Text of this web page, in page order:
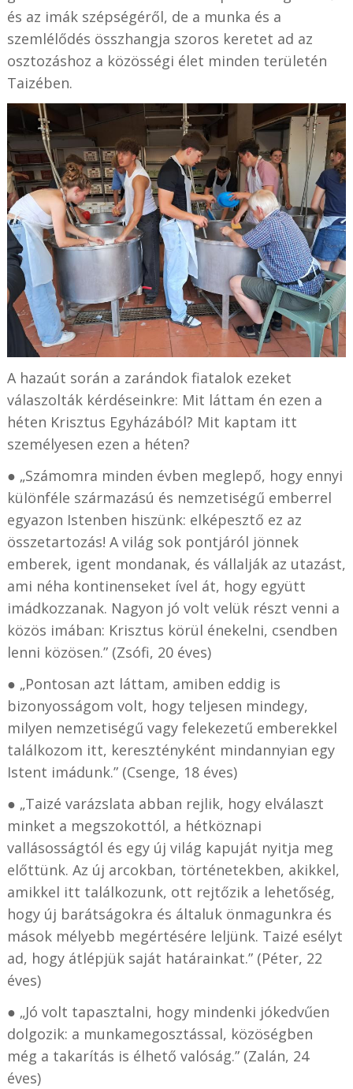
és az imák szépségéről, de a munka és a
szemlélődés összhangja szoros keretet ad az
osztozáshoz a közösségi élet minden területén
Taizében.
A hazaút során a zarándok fiatalok ezeket
válaszolták kérdéseinkre: Mit láttam én ezen a
héten Krisztus Egyházából? Mit kaptam itt
személyesen ezen a héten?
● „Számomra minden évben meglepő, hogy ennyi
különféle származású és nemzetiségű emberrel
egyazon Istenben hiszünk: elképesztő ez az
összetartozás! A világ sok pontjáról jönnek
emberek, igent mondanak, és vállalják az utazást,
ami néha kontinenseket ível át, hogy együtt
imádkozzanak. Nagyon jó volt velük részt venni a
közös imában: Krisztus körül énekelni, csendben
lenni közösen.” (Zsófi, 20 éves)
● „Pontosan azt láttam, amiben eddig is
bizonyosságom volt, hogy teljesen mindegy,
milyen nemzetiségű vagy felekezetű emberekkel
találkozom itt, keresztényként mindannyian egy
Istent imádunk.” (Csenge, 18 éves)
● „Taizé varázslata abban rejlik, hogy elválaszt
minket a megszokottól, a hétköznapi
vallásosságtól és egy új világ kapuját nyitja meg
előttünk. Az új arcokban, történetekben, akikkel,
amikkel itt találkozunk, ott rejtőzik a lehetőség,
hogy új barátságokra és általuk önmagunkra és
mások mélyebb megértésére leljünk. Taizé esélyt
ad, hogy átlépjük saját határainkat.” (Péter, 22
éves)
● „Jó volt tapasztalni, hogy mindenki jókedvűen
dolgozik: a munkamegosztással, közöségben
még a takarítás is élhető valóság.” (Zalán, 24
éves)